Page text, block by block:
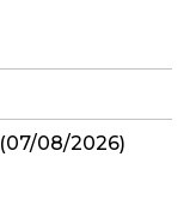
08/2026)